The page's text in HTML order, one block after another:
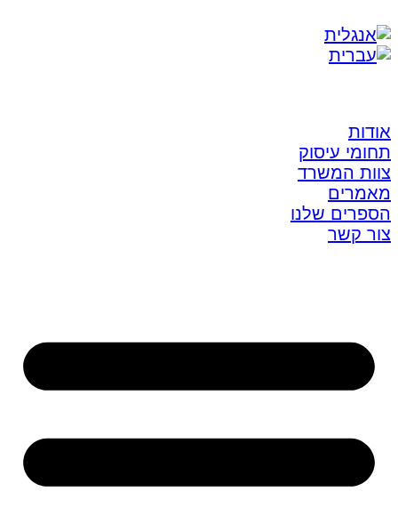
אודות
תחומי עיסוק
צוות המשרד
מאמרים
הספרים שלנו
צור קשר